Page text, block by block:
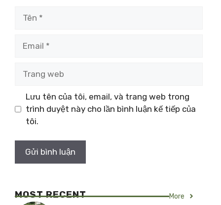
Lưu tên của tôi, email, và trang web trong
trình duyệt này cho lần bình luận kế tiếp của
tôi.
MOST RECENT More